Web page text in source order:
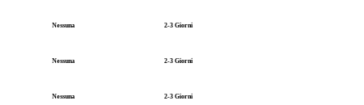
Nessuna 2-3 Giorni
Nessuna 2-3 Giorni
Nessuna 2-3 Giorni